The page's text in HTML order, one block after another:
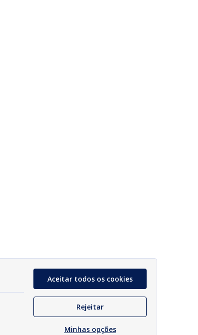
Aceitar todos os cookies
Rejeitar
Minhas opções